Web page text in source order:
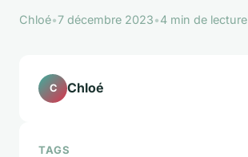
Chloé•7 décembre 2023•4 min de lecture
C Chloé
TAGS